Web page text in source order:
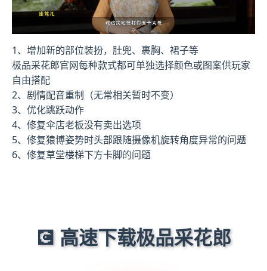
1、增加新的部位装扮，肚兜、裹胸、裙子等
极品采花郎官网每种款式都可单独选择颜色或图案供玩家
自由搭配
2、剧情配音重制（无常相关暂时不变）
3、优化跳跃动作
4、修复伞店老板没有卖出选项
5、修复猿博姿势时头部跟随摄像机旋转角度异常的问题
6、修复草堂楼梯下方卡脚的问题
💽 高速下载极品采花郎